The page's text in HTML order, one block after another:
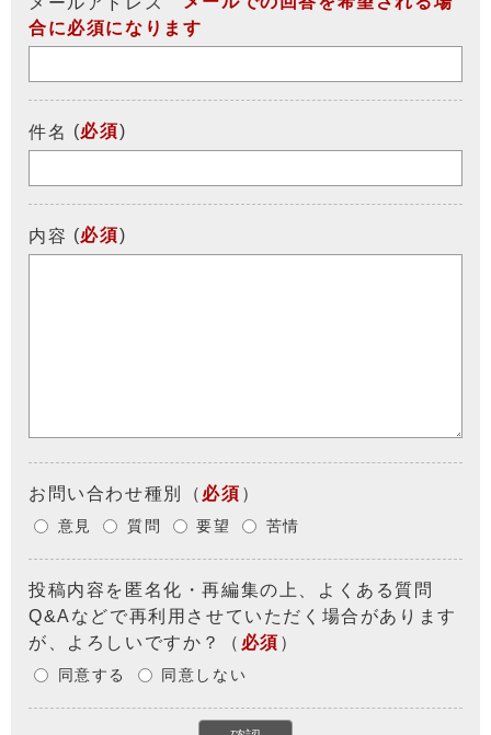
合に必須になります
件名 (必須)
内容 (必須)
お問い合わせ種別 （ 必須 ）
意見 質問 要望 苦情
投稿内容を匿名化・再編集の上、よくある質問
Q&Aなどで再利用させていただく場合があります
が、よろしいですか？
（ 必須 ）
同意する 同意しない